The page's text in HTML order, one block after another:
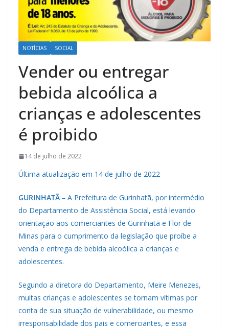
NOTÍCIAS SOCIAL
Vender ou entregar
bebida alcoólica a
crianças e adolescentes
é proibido
14 de julho de 2022
Última atualização em 14 de julho de 2022
GURINHATÃ – A Prefeitura de Gurinhatã, por intermédio
do Departamento de Assistência Social, está levando
orientação aos comerciantes de Gurinhatã e Flor de
Minas para o cumprimento da legislação que proíbe a
venda e entrega de bebida alcoólica a crianças e
adolescentes.
Segundo a diretora do Departamento, Meire Menezes,
muitas crianças e adolescentes se tornam vítimas por
conta de sua situação de vulnerabilidade, ou mesmo
irresponsabilidade dos pais e comerciantes, e essa